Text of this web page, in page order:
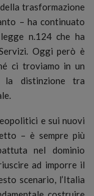
trasformazione
– ha continuato
n.124 che ha
Oggi però è
ci troviamo in un
la distinzione tra
e sui nuovi
– è sempre più
nel dominio
ad imporre il
scenario, l’Italia